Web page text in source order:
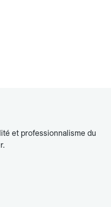
et professionnalisme du